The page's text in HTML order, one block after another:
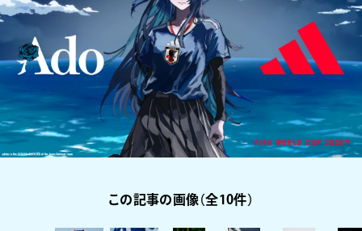
この記事の画像（全10件）